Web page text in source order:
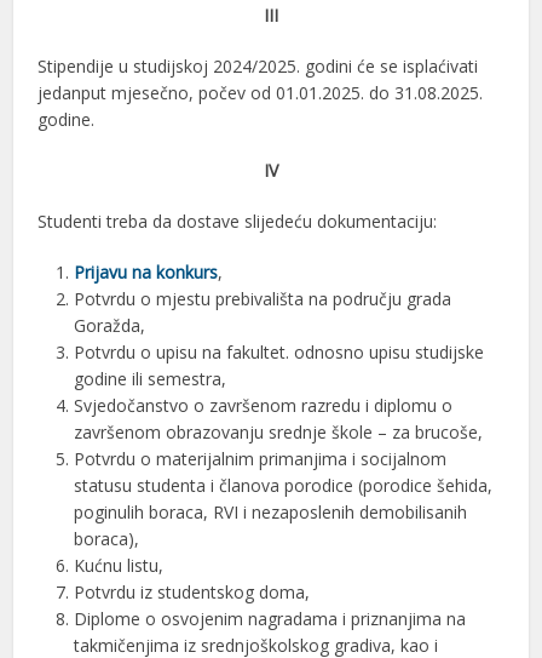
III
Stipendije u studijskoj 2024/2025. godini će se isplaćivati
jedanput mjesečno, počev od 01.01.2025. do 31.08.2025.
godine.
IV
Studenti treba da dostave slijedeću dokumentaciju:
Prijavu na konkurs,
Potvrdu o mjestu prebivališta na području grada
Goražda,
Potvrdu o upisu na fakultet. odnosno upisu studijske
godine ili semestra,
Svjedočanstvo o završenom razredu i diplomu o
završenom obrazovanju srednje škole – za brucoše,
Potvrdu o materijalnim primanjima i socijalnom
statusu studenta i članova porodice (porodice šehida,
poginulih boraca, RVI i nezaposlenih demobilisanih
boraca),
Kućnu listu,
Potvrdu iz studentskog doma,
Diplome o osvojenim nagradama i priznanjima na
takmičenjima iz srednjoškolskog gradiva, kao i